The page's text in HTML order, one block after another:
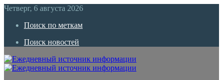
Четверг, 6 августа 2026
Поиск по меткам
Поиск новостей